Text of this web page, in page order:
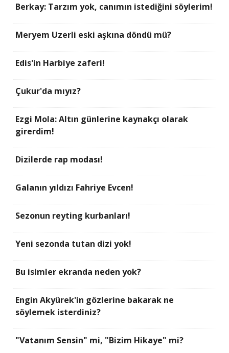
Berkay: Tarzım yok, canımın istediğini söylerim!
Meryem Uzerli eski aşkına döndü mü?
Edis'in Harbiye zaferi!
Çukur'da mıyız?
Ezgi Mola: Altın günlerine kaynakçı olarak
girerdim!
Dizilerde rap modası!
Galanın yıldızı Fahriye Evcen!
Sezonun reyting kurbanları!
Yeni sezonda tutan dizi yok!
Bu isimler ekranda neden yok?
Engin Akyürek'in gözlerine bakarak ne
söylemek isterdiniz?
"Vatanım Sensin" mi, "Bizim Hikaye" mi?